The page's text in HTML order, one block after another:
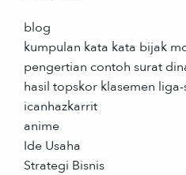
blog
kumpulan kata kata bijak
pengertian contoh surat
hasil topskor klasemen
icanhazkarrit
anime
Ide Usaha
Strategi Bisnis